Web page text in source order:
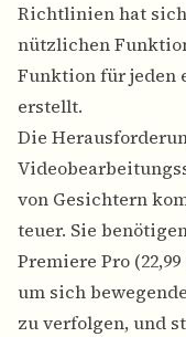
Richtlinien hat
nützlichen
Funktion für jeden
erstellt.
Die
von Gesichtern
teuer. Sie
Premiere Pro
um sich
zu verfolgen, und